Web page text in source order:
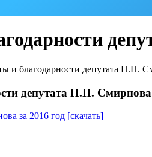
и благодарности депутата П.П.
депутата П.П. Смирнова
за 2016 год [скачать]